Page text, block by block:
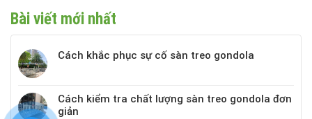
Bài viết mới nhất
Cách khắc phục sự cố sàn treo gondola
Cách kiểm tra chất lượng sàn treo gondola đơn
giản